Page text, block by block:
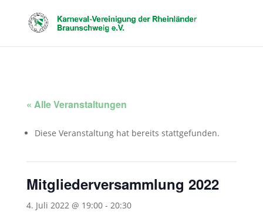
« Alle Veranstaltungen
Diese Veranstaltung hat bereits stattgefunden.
Mitgliederversammlung 2022
4. Juli 2022 @ 19:00- 20:30